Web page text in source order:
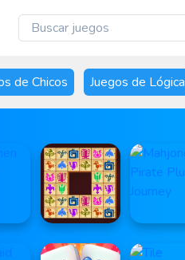
de Chicos Juegos de Lógica